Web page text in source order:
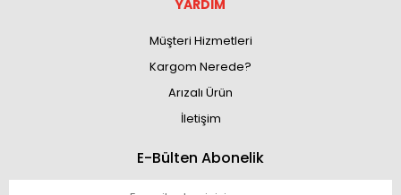
YARDIM
Müşteri Hizmetleri
Kargom Nerede?
Arızalı Ürün
İletişim
E-Bülten Abonelik